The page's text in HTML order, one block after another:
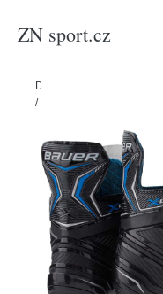
ZN sport.cz
Domů
/